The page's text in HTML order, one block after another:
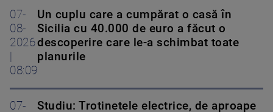
07-
08-
2026
08:09
Un cuplu care a cumpărat o casă în
Sicilia cu 40.000 de euro a făcut o
descoperire care le-a schimbat toate
planurile
07-
Studiu: Trotinetele electrice, de aproape